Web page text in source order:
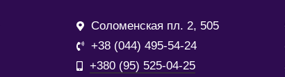
Соломенская пл. 2, 505
+38 (044) 495-54-24
+380 (95) 525-04-25